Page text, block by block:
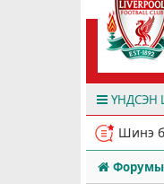
ҮНДСЭН
Шинэ